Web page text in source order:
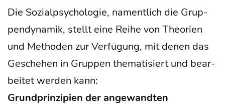
Die Sozi­al­psy­cho­lo­gie, nament­lich die Grup­
pen­dy­na­mik, stellt eine Rei­he von Theo­rien
und Metho­den zur Ver­fü­gung, mit denen das
Gesche­hen in Grup­pen the­ma­ti­siert und bear­
bei­tet wer­den kann:
Grund­prin­zi­pi­en der ange­wand­ten